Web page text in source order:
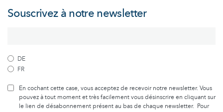
Souscrivez à notre newsletter
DE
FR
En cochant cette case, vous acceptez de recevoir notre newsletter. Vous
pouvez à tout moment et très facilement vous désinscrire en cliquant sur
le lien de désabonnement présent au bas de chaque newsletter. Pour